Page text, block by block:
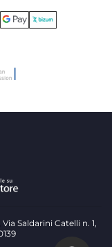
Saldarini Catelli n. 1,